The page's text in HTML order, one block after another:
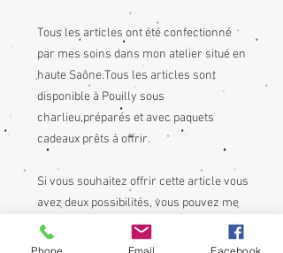
Tous les articles ont été confectionné
par mes soins dans mon atelier situé en
haute Saône.Tous les articles sont
disponible à Pouilly sous
charlieu,préparés et avec paquets
cadeaux prêts à offrir.
Si vous souhaitez offrir cette article vous
avez deux possibilités, vous pouvez me
contacter afin de m'informer me le
régler soit par envoi de cheque ou
Phone Email Facebook